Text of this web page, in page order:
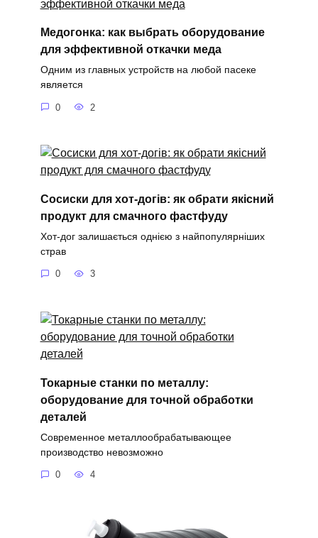
Медогонка: как выбрать оборудование
для эффективной откачки меда
Одним из главных устройств на любой пасеке
является
0 2
Сосиски для хот-догів: як обрати якісний
продукт для смачного фастфуду
Хот-дог залишається однією з найпопулярніших
страв
0 3
Токарные станки по металлу:
оборудование для точной обработки
деталей
Современное металлообрабатывающее
производство невозможно
0 4